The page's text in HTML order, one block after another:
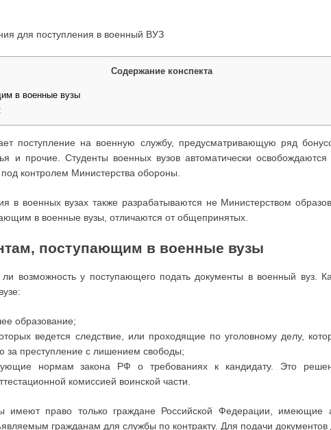
для поступления в военный ВУЗ
Содержание конспекта
в военные вузы
поступление на военную службу, предусматривающую ряд
и прочие. Студенты военных вузов автоматически
контролем Министерства обороны.
в военных вузах также разрабатываются не Министерством
в военные вузы, отличаются от общепринятых.
поступающим в военные вузы
возможность у поступающего подать документы в военный вуз.
образование;
ведется следствие, или проходящие по уголовному делу,
за преступление с лишением свободы;
нормам закона РФ о требованиях к кандидату. Это
комиссией воинской части.
имеют право только граждане Российской Федерации, имеющие
гражданам для службы по контракту. Для подачи документов